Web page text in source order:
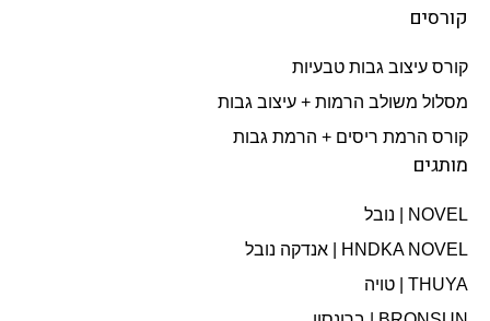
קורסים
קורס עיצוב גבות טבעיות
מסלול משולב הרמות + עיצוב גבות​
קורס הרמת ריסים + הרמת גבות
מותגים
NOVEL | נובל
HNDKA NOVEL | אנדקה נובל
THUYA | טויה